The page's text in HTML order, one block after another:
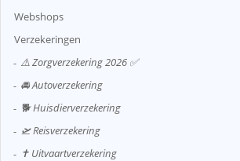
Webshops
Verzekeringen
⚠️ Zorgverzekering 2026 ✅
🚘 Autoverzekering
🐕 Huisdierverzekering
🛫 Reisverzekering
✝️ Uitvaartverzekering